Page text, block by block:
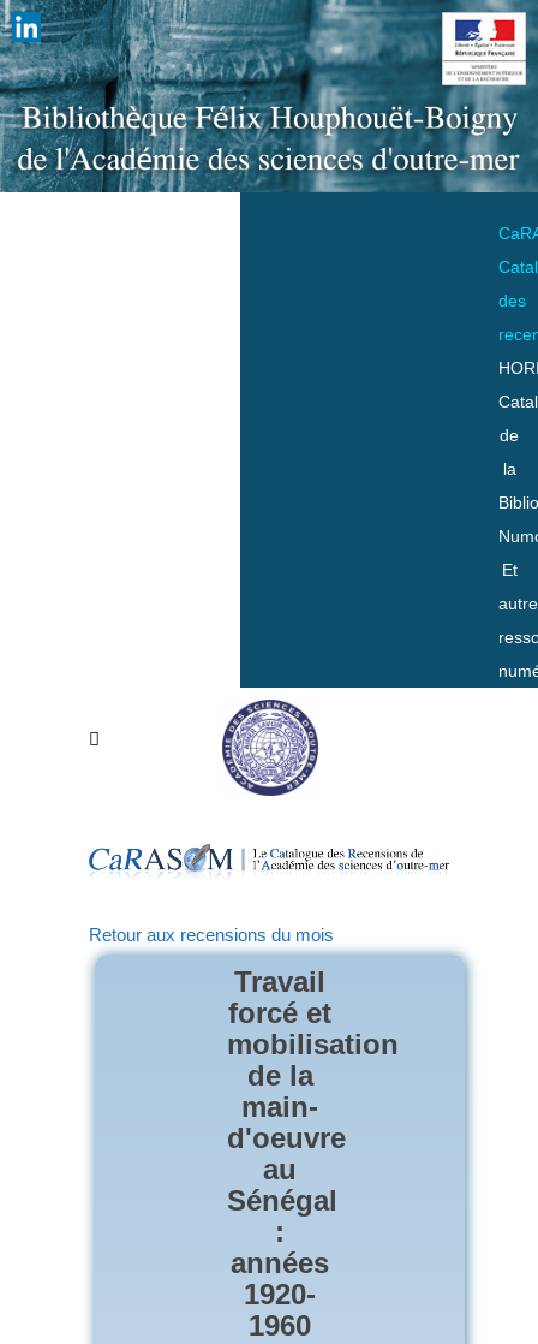
des
de
la
Et
Retour aux recensions du mois
Travail
forcé et
mobilisation
de la
main-
d'oeuvre
au
Sénégal
:
années
1920-
1960